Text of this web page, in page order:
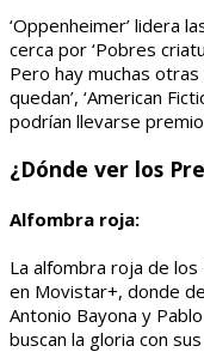
‘Oppenheimer’ lidera
cerca por ‘Pobres
Pero hay muchas
quedan’, ‘American
podrían llevarse
¿Dónde ver los
Alfombra roja:
La alfombra roja de
en Movistar+, donde
Antonio Bayona y
buscan la gloria con